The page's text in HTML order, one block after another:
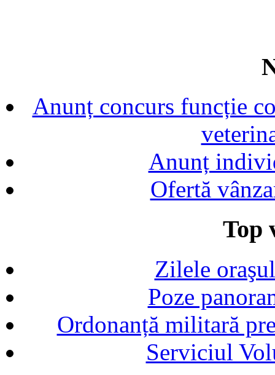
Anunț concurs funcție
Anunț
Ofertă
Top
Zilele
Poze
Ordonanță militară
Serviciul